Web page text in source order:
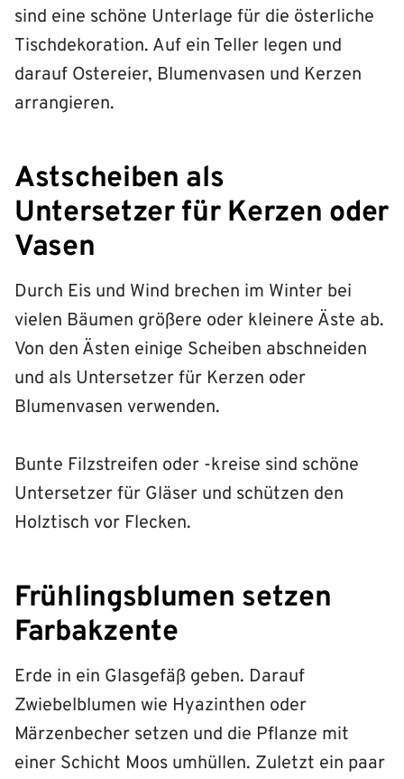
sind eine schöne Unterlage für die österliche
Tischdekoration. Auf ein Teller legen und
darauf Ostereier, Blumenvasen und Kerzen
arrangieren.
Astscheiben als
Untersetzer für Kerzen oder
Vasen
Durch Eis und Wind brechen im Winter bei
vielen Bäumen größere oder kleinere Äste ab.
Von den Ästen einige Scheiben abschneiden
und als Untersetzer für Kerzen oder
Blumenvasen verwenden.
Bunte Filzstreifen oder -kreise sind schöne
Untersetzer für Gläser und schützen den
Holztisch vor Flecken.
Frühlingsblumen setzen
Farbakzente
Erde in ein Glasgefäß geben. Darauf
Zwiebelblumen wie Hyazinthen oder
Märzenbecher setzen und die Pflanze mit
einer Schicht Moos umhüllen. Zuletzt ein paar